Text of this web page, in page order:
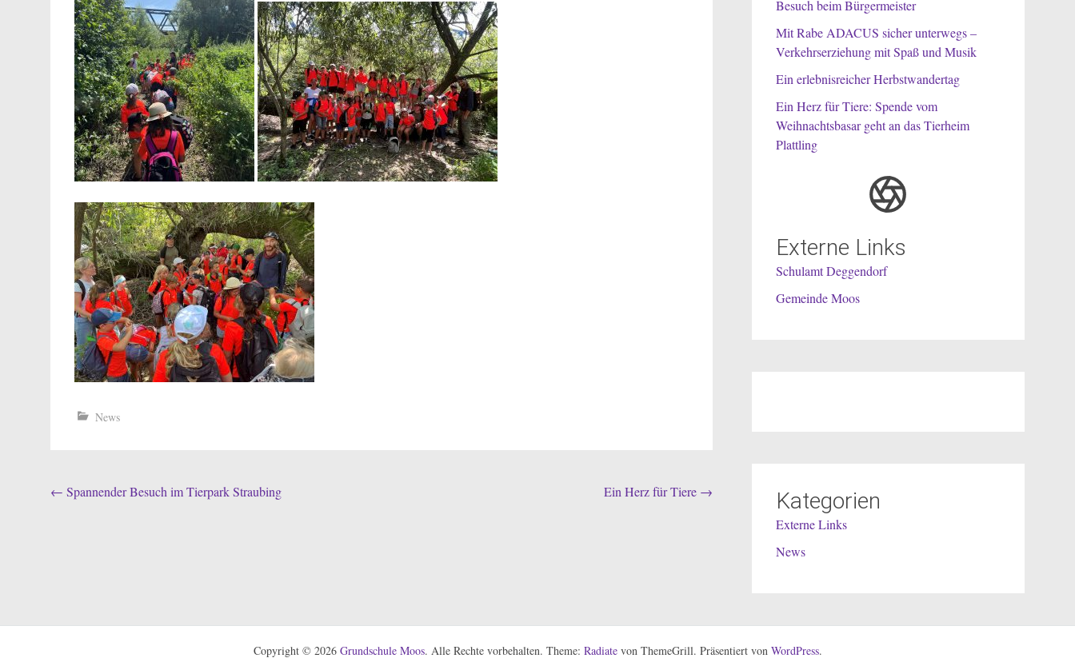
News
Beitragsnavigation
← Spannender Besuch im Tierpark Straubing Ein Herz für Tiere →
Besuch beim Bürgermeister
Mit Rabe ADACUS sicher unterwegs –
Verkehrserziehung mit Spaß und Musik
Ein erlebnisreicher Herbstwandertag
Ein Herz für Tiere: Spende vom
Weihnachtsbasar geht an das Tierheim
Plattling
Externe Links
Schulamt Deggendorf
Gemeinde Moos
Kategorien
Externe Links
News
Copyright © 2026 Grundschule Moos. Alle Rechte vorbehalten. Theme: Radiatevon ThemeGrill. Präsentiert von WordPress.